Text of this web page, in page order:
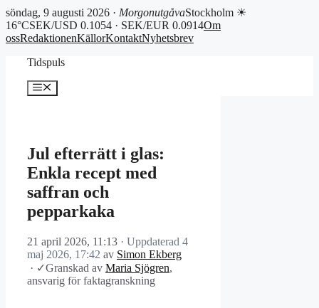
söndag, 9 augusti 2026 · MorgonutgåvaStockholm ☀
16°CSEK/USD 0.1054 · SEK/EUR 0.0914Om
ossRedaktionenKällorKontaktNyhetsbrev
Tidspuls
Meny
Jul efterrätt i glas:
Enkla recept med
saffran och
pepparkaka
21 april 2026, 11:13 · Uppdaterad 4
maj 2026, 17:42 av Simon Ekberg
· ✓Granskad av Maria Sjögren,
ansvarig för faktagranskning